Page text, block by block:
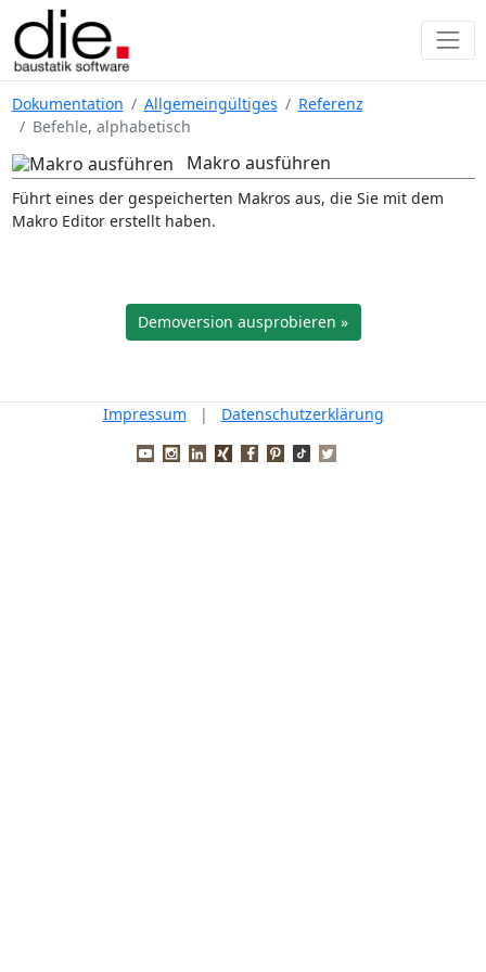
Dokumentation Allgemeingültiges
Referenz
Befehle, alphabetisch
Makro ausführen
Führt eines der gespeicherten Makros aus, die Sie mit dem
Makro Editor erstellt haben.
Demoversion ausprobieren »
Impressum | Datenschutzerklärung